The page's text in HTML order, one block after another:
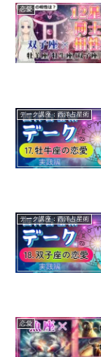
恋愛
デーク講座：西洋占星術
デーク講座：西洋占星術
恋愛